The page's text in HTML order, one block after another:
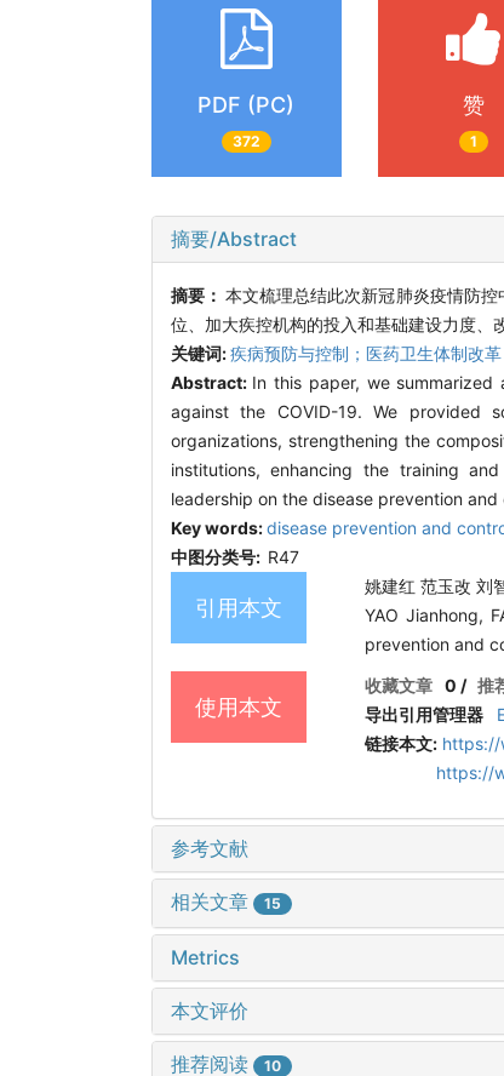
PDF (PC)
372
赞
1
摘要/Abstract
摘要： 本文梳理总结此次新冠肺炎疫情防
位、加大疾控机构的投入和基础建设力度、
关键词:疾病预防与控制；医药卫生体制改
Abstract: In this paper, we
against the COVID-19. We provided
organizations, strengthening the
institutions, enhancing the training
leadership on the disease prevention and
Key words:disease prevention and
中图分类号: R47
引用本文
姚建红 范玉改 刘
YAO Jianhong,
prevention and
使用本文
收藏文章 0 /推
导出引用管理器
链接本文: https://
https://
参考文献
相关文章 15
Metrics
本文评价
推荐阅读 10